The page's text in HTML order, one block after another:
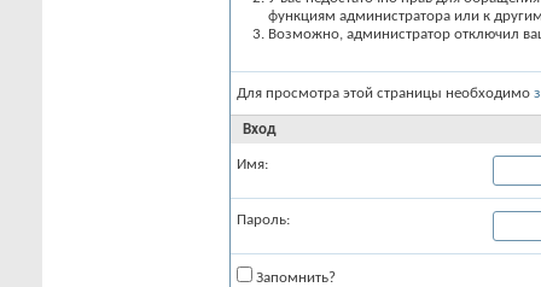
функциям администратора или к
Возможно, администратор отключил
Для просмотра этой страницы необходимо
Вход
Имя:
Пароль:
Запомнить?